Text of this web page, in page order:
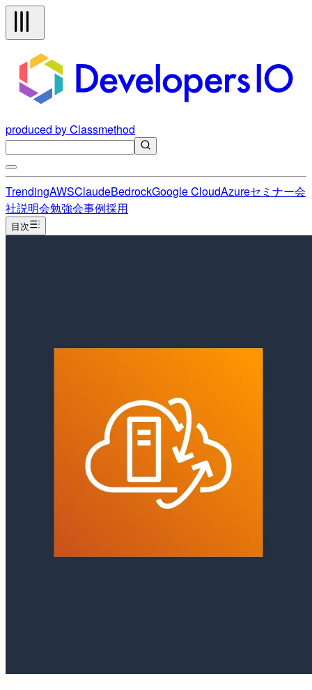
produced by Classmethod
TrendingAWSClaudeBedrockGoogle CloudAzureセミナー会
社説明会勉強会事例採用
目次